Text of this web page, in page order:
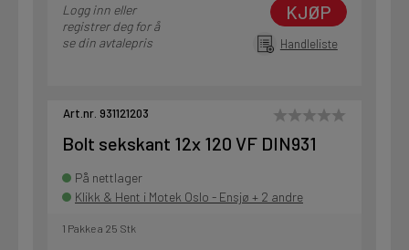
Logg inn eller
registrer deg for å
se din avtalepris
KJØP
Handleliste
Art.nr. 931121203
Bolt sekskant 12x 120 VF DIN931
På nettlager
Klikk & Hent i Motek Oslo - Ensjø + 2 andre
1 Pakke a 25 Stk